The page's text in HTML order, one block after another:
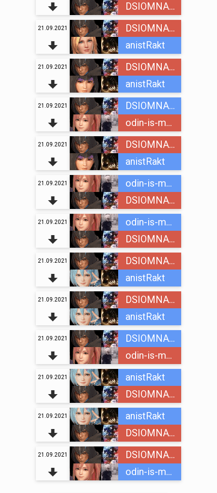
DSIOMNAINC
21.09.2021
DSIOMNAINC
anistRakt
21.09.2021
DSIOMNAINC
anistRakt
21.09.2021
DSIOMNAINC
odin-is-mnogih
21.09.2021
DSIOMNAINC
anistRakt
21.09.2021
odin-is-mnogih
DSIOMNAINC
21.09.2021
odin-is-mnogih
DSIOMNAINC
21.09.2021
DSIOMNAINC
anistRakt
21.09.2021
DSIOMNAINC
anistRakt
21.09.2021
DSIOMNAINC
odin-is-mnogih
21.09.2021
anistRakt
DSIOMNAINC
21.09.2021
anistRakt
DSIOMNAINC
21.09.2021
DSIOMNAINC
odin-is-mnogih